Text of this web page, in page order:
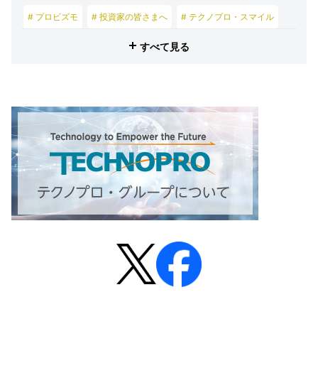
# プロビズモ # 投資家の皆さまへ # テクノプロ・スマイル
# テクノプロ・エンジニアリング
すべて見る